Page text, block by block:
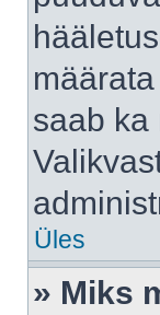
saab ka
Üles
» Miks